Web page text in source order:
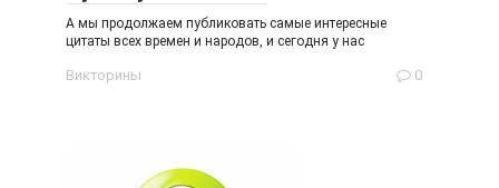
А мы продолжаем публиковать самые интересные
цитаты всех времен и народов, и сегодня у нас
Викторины 0